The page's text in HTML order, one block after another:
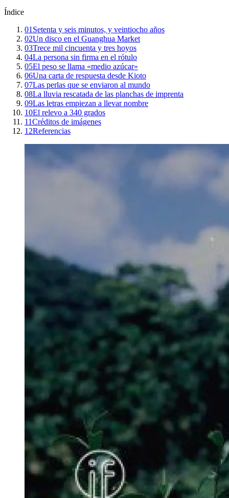
Índice
01 Setenta y seis minutos, y veintiocho años
02Un disco en el Guanghua Market
03Trece mil cincuenta y tres hoyos
04La persona sin firma en el rótulo
05El peso se llama «medio azúcar»
06Una carta de respuesta desde Kioto
07Las perlas que se enviaron al mundo
08La lluvia rescatada de las planchas de imprenta
09Las letras empiezan a llevar nombre
10El relevo a 340 grados
11Créditos de imágenes
12Referencias